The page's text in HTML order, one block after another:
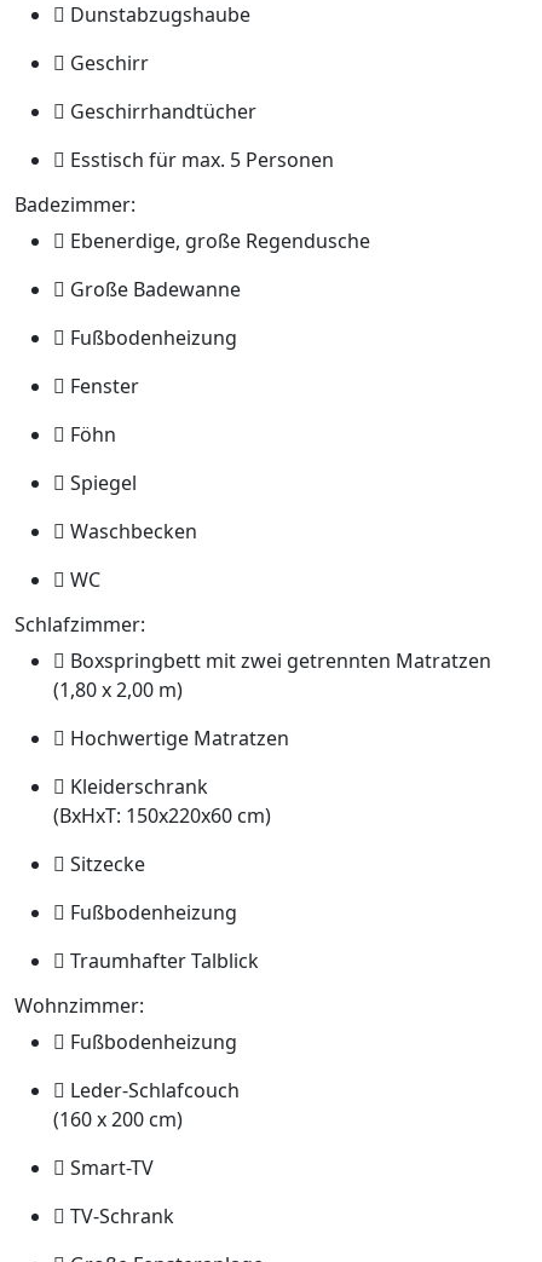
Dunstabzugshaube
Geschirr
Geschirrhandtücher
Esstisch für max. 5 Personen
Badezimmer:
Ebenerdige, große Regendusche
Große Badewanne
Fußbodenheizung
Fenster
Föhn
Spiegel
Waschbecken
WC
Schlafzimmer:
Boxspringbett mit zwei getrennten Matratzen
(1,80 x 2,00 m)
Hochwertige Matratzen
Kleiderschrank
(BxHxT: 150x220x60 cm)
Sitzecke
Fußbodenheizung
Traumhafter Talblick
Wohnzimmer:
Fußbodenheizung
Leder-Schlafcouch
(160 x 200 cm)
Smart-TV
TV-Schrank